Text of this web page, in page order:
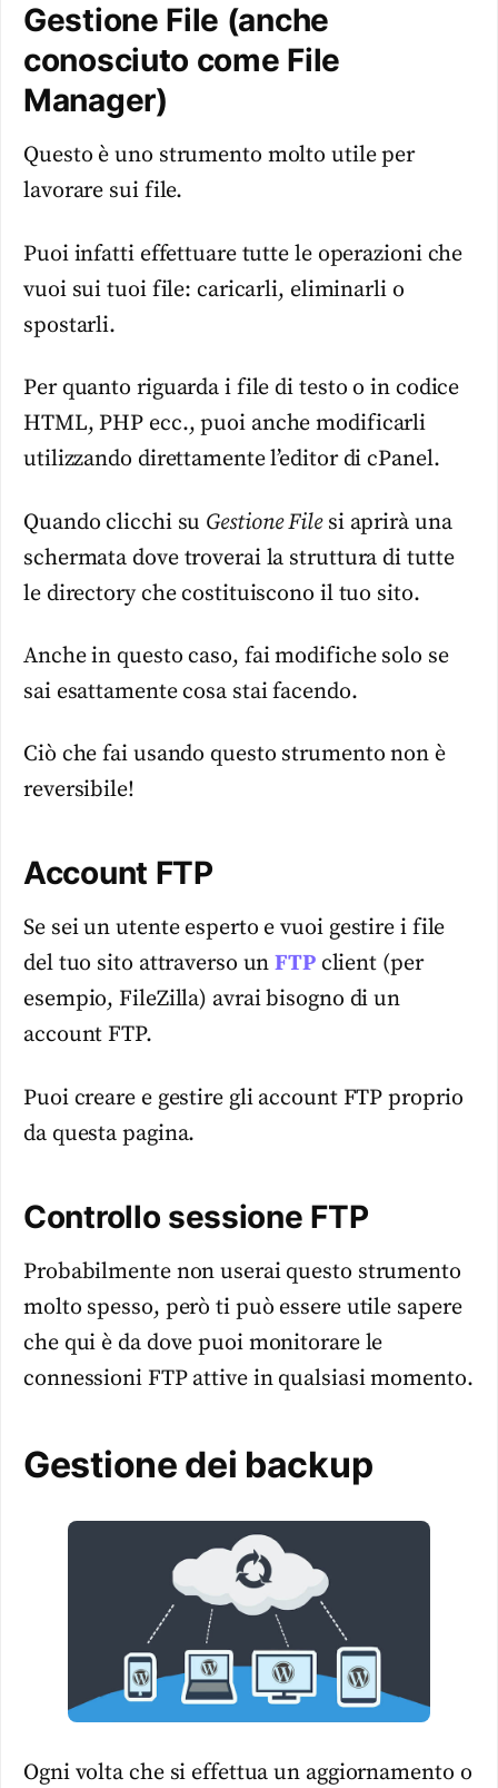
Gestione File (anche
conosciuto come File
Manager)
Questo è uno strumento molto utile per
lavorare sui file.
Puoi infatti effettuare tutte le operazioni che
vuoi sui tuoi file: caricarli, eliminarli o
spostarli.
Per quanto riguarda i file di testo o in codice
HTML, PHP ecc., puoi anche modificarli
utilizzando direttamente l’editor di cPanel.
Quando clicchi su Gestione Filesi aprirà una
schermata dove troverai la struttura di tutte
le directory che costituiscono il tuo sito.
Anche in questo caso, fai modifiche solo se
sai esattamente cosa stai facendo.
Ciò che fai usando questo strumento non è
reversibile!
Account FTP
Se sei un utente esperto e vuoi gestire i file
del tuo sito attraverso unFTPclient (per
esempio, FileZilla) avrai bisogno di un
account FTP.
Puoi creare e gestire gli account FTP proprio
da questa pagina.
Controllo sessione FTP
Probabilmente non userai questo strumento
molto spesso, però ti può essere utile sapere
che qui è da dove puoi monitorare le
connessioni FTP attive in qualsiasi momento.
Gestione dei backup
Ogni volta che si effettua un aggiornamento o